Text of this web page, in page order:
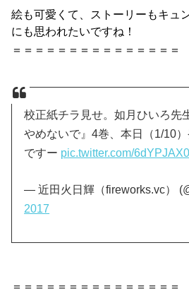
絵も可愛くて、ストーリーもキュ
にも思われたいですね！
＝＝＝＝＝＝＝＝＝＝＝＝＝＝＝
校正紙チラ見せ。如月ひいろ先
やめないで』4巻、本日（1/10
ですー pic.twitter.com/
— 近田火日輝（fireworks.vc）
2017
＝＝＝＝＝＝＝＝＝＝＝＝＝＝＝